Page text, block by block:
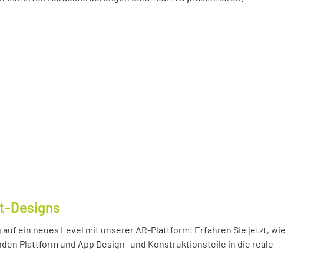
Designs
ein neues Level mit unserer AR-Plattform! Erfahren Sie jetzt, wie
Plattform und App Design- und Konstruktionsteile in die reale